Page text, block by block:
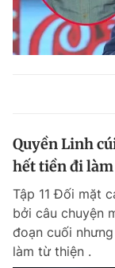
Quyền Linh
hết tiền đi
Tập 11 Đối mặt
bởi câu chuyện
đoạn cuối
làm từ thiện .